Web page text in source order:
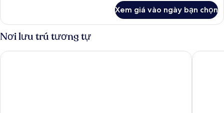
nhiều
giường
Phòng
dành
cho
gia
đình,
Xem giá vào ngày bạn chọn
Nơi lưu trú tương tự
Super OYO 266 Golden Gate SNite